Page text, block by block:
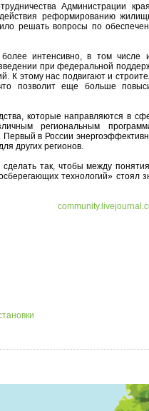
Администрации
реформированию
решать вопросы по
более интенсивно, в том числе
при федеральной
К этому нас подвигают и
позволит еще больше
которые направляются в
региональным
в России
других регионов.
так, чтобы между
технологий» стоял